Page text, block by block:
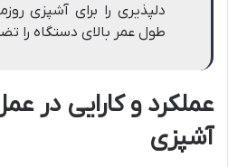
دلپذیری را برای آشپزی
طول عمر بالای دستگاه را
عملکرد و کارایی در
آشپزی